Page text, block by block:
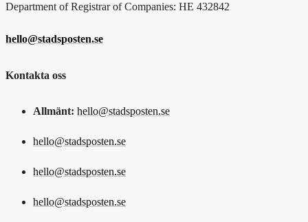
Department of Registrar of Companies: HE 432842
hello@stadsposten.se
Kontakta oss
Allmänt: hello@stadsposten.se
hello@stadsposten.se
hello@stadsposten.se
hello@stadsposten.se